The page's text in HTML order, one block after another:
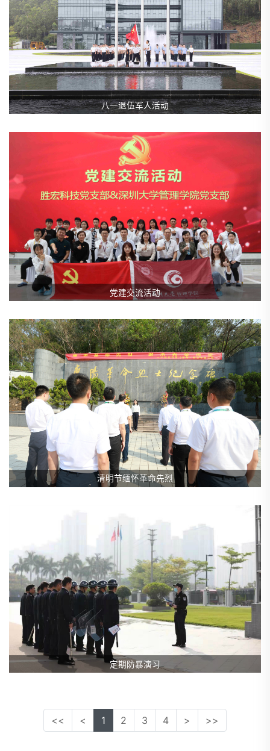
八一退伍军人活动
党建交流活动
清明节缅怀革命先烈
定期防暴演习
<< < 1 2 3 4 > >>